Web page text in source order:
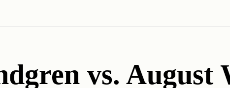
vs. August